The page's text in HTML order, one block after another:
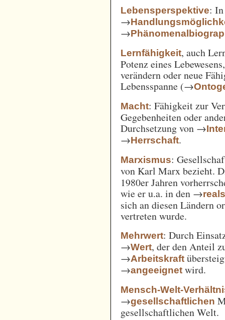
Lebensperspektive:
→
→
Lernfähigkeit, auch
Potenz eines
verändern oder neue
Lebensspanne (→
Macht: Fähigkeit zur
Gegebenheiten oder
Durchsetzung von →
→Herrschaft.
Marxismus:
von Karl Marx bezieht.
1980er Jahren
wie er u.a. in den →
sich an diesen Ländern
vertreten wurde.
Mehrwert: Durch
→Wert, der den Anteil
→Arbeitskraft
→angeeignet wird.
Mensch-Welt-
→gesellschaftlichen
gesellschaftlichen Welt.